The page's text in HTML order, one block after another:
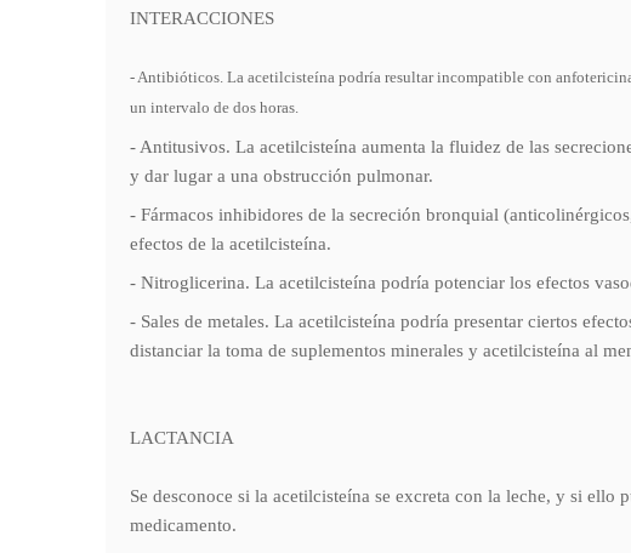
INTERACCIONES
- Antibióticos. La acetilcisteína podría resultar incompatible con
un intervalo de dos horas.
- Antitusivos. La acetilcisteína aumenta la fluidez de las
y dar lugar a una obstrucción pulmonar.
- Fármacos inhibidores de la secreción bronquial
efectos de la acetilcisteína.
- Nitroglicerina. La acetilcisteína podría potenciar los efectos
- Sales de metales. La acetilcisteína podría presentar ciertos
distanciar la toma de suplementos minerales y acetilcisteína al
LACTANCIA
Se desconoce si la acetilcisteína se excreta con la leche, y si
medicamento.